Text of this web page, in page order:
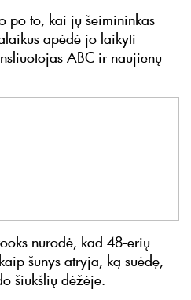
po to, kai jų šeimininkas
apėdė jo laikyti
ABC ir naujienų
nurodė, kad 48-erių
šunys atryja, ką suėdę,
šiukšlių dėžėje.